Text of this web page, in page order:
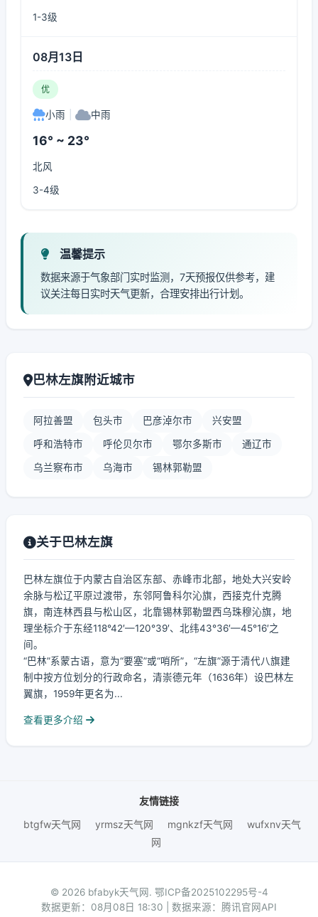
1-3级
08月13日
优
小雨 中雨
16° ~ 23°
北风
3-4级
温馨提示
数据来源于气象部门实时监测，7天预报仅供参考，建
议关注每日实时天气更新，合理安排出行计划。
巴林左旗附近城市
阿拉善盟 包头市 巴彦淖尔市 兴安盟
呼和浩特市 呼伦贝尔市 鄂尔多斯市 通辽市
乌兰察布市 乌海市 锡林郭勒盟
关于巴林左旗
巴林左旗位于内蒙古自治区东部、赤峰市北部，地处大兴安岭
余脉与松辽平原过渡带，东邻阿鲁科尔沁旗，西接克什克腾
旗，南连林西县与松山区，北靠锡林郭勒盟西乌珠穆沁旗，地
理坐标介于东经118°42′—120°39′、北纬43°36′—45°16′之
间。
“巴林”系蒙古语，意为“要塞”或“哨所”，“左旗”源于清代八旗建
制中按方位划分的行政命名，清崇德元年（1636年）设巴林左
翼旗，1959年更名为...
查看更多介绍
友情链接
btgfw天气网
yrmsz天气网 mgnkzf天气网
wufxnv天气
网
© 2026 bfabyk天气网. 鄂ICP备2025102295号-4
数据更新：08月08日 18:30 | 数据来源：腾讯官网API